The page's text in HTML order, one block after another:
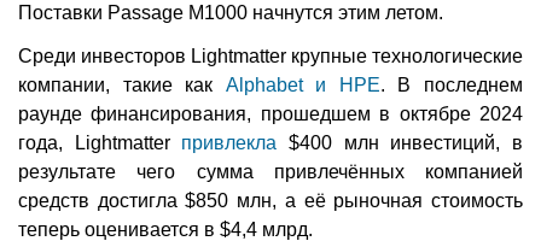
Поставки Passage M1000 начнутся этим летом.
Среди инвесторов Lightmatter крупные технологические
компании, такие как Alphabet и HPE. В последнем
раунде финансирования, прошедшем в октябре 2024
года, Lightmatter привлекла $400 млн инвестиций, в
результате чего сумма привлечённых компанией
средств достигла $850 млн, а её рыночная стоимость
теперь оценивается в $4,4 млрд.